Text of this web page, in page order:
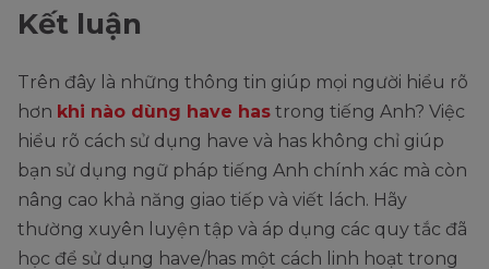
Kết luận
Trên đây là những thông tin giúp mọi người hiểu rõ
hơn khi nào dùng have has trong tiếng Anh? Việc
hiểu rõ cách sử dụng have và has không chỉ giúp
bạn sử dụng ngữ pháp tiếng Anh chính xác mà còn
nâng cao khả năng giao tiếp và viết lách. Hãy
thường xuyên luyện tập và áp dụng các quy tắc đã
học để sử dụng have/has một cách linh hoạt trong